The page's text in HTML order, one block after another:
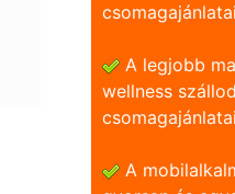
A legjobb
wellness
A